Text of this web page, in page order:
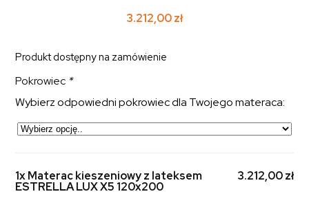
3.212,00zł
Produkt dostępny na zamówienie
Pokrowiec *
Wybierz odpowiedni pokrowiec dla Twojego materaca:
1x Materac kieszeniowy z lateksem
ESTRELLA LUX X5 120x200
3.212,00 zł